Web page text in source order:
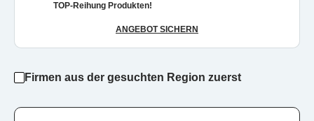
TOP-Reihung Produkten!
ANGEBOT SICHERN
Firmen aus der gesuchten Region zuerst